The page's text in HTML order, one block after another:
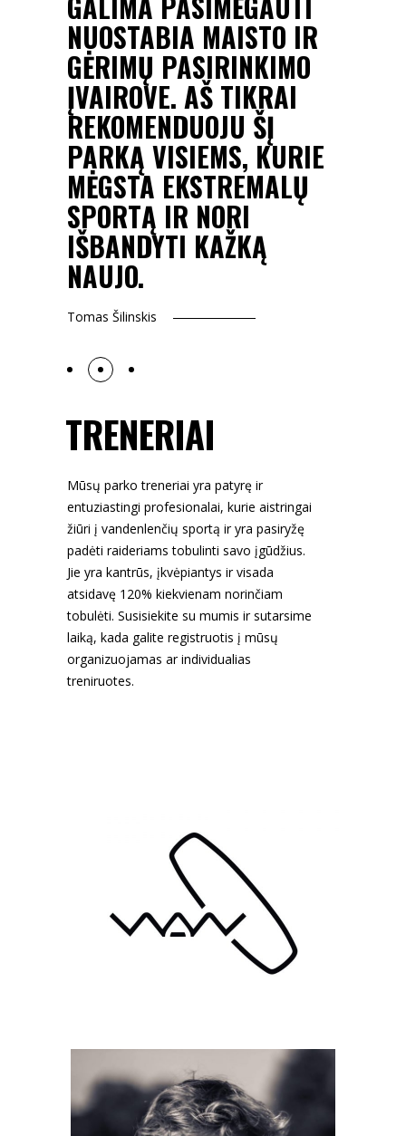
NUOSTABIA MAISTO IR
GĖRIMŲ PASIRINKIMO
ĮVAIROVE. AŠ TIKRAI
REKOMENDUOJU ŠĮ
PARKĄ VISIEMS, KURIE
MĖGSTA EKSTREMALŲ
SPORTĄ IR NORI
IŠBANDYTI KAŽKĄ
NAUJO.
Tomas Šilinskis
TRENERIAI
Mūsų parko treneriai yra patyrę ir
entuziastingi profesionalai, kurie aistringai
žiūri į vandenlenčių sportą ir yra pasiryžę
padėti raideriams tobulinti savo įgūdžius.
Jie yra kantrūs, įkvėpiantys ir visada
atsidavę 120% kiekvienam norinčiam
tobulėti. Susisiekite su mumis ir sutarsime
laiką, kada galite registruotis į mūsų
organizuojamas ar individualias
treniruotes.